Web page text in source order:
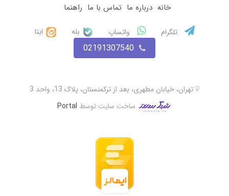
خانه درباره ما تماس با ما راهنما
تلگرام واتساپ بله ایتا
02191307540
ساخت سایت توسط Portal
تهران، خیابان مطهری، بعد از ترکمنستان، پلاک 13، واحد 3